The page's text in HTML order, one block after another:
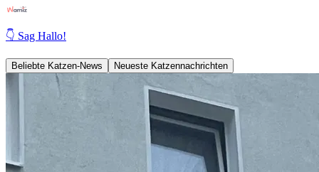
👇 Sag Hallo!
Beliebte Katzen-News Neueste Katzennachrichten